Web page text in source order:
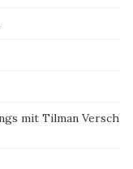
mit Tilman Versch